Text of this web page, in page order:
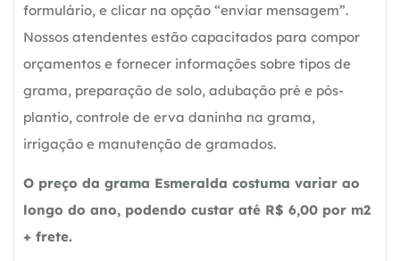
formulário, e clicar na opção “enviar mensagem”.
Nossos atendentes estão capacitados para compor
orçamentos e fornecer informações sobre tipos de
grama, preparação de solo, adubação pré e pós-
plantio, controle de erva daninha na grama,
irrigação e manutenção de gramados.
O preço da grama Esmeralda costuma variar ao
longo do ano, podendo custar até R$ 6,00 por m2
+ frete.